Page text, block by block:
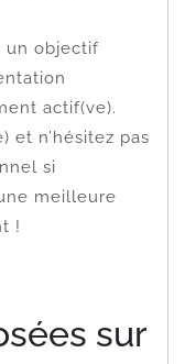
un objectif
actif(ve).
et n’hésitez pas
si
meilleure
!
sur